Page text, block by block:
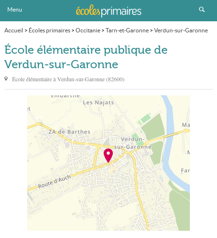
Menu
Accueil > Écoles primaires> Occitanie> Tarn-et-Garonne> Verdun-sur-Garonne
>École élémentaire publique
École élémentaire publique de
Verdun-sur-Garonne
École élémentaire àVerdun-sur-Garonne(82600)